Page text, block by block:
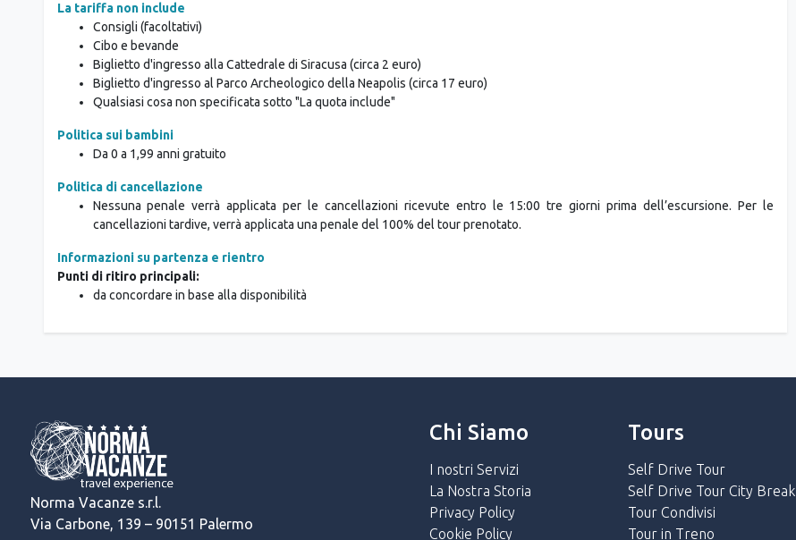
La tariffa non include
Consigli (facoltativi)
Cibo e bevande
Biglietto d'ingresso alla Cattedrale di Siracusa (circa 2 euro)
Biglietto d'ingresso al Parco Archeologico della Neapolis (circa 17 euro)
Qualsiasi cosa non specificata sotto "La quota include"
Politica sui bambini
Da 0 a 1,99 anni gratuito
Politica di cancellazione
Nessuna penale verrà applicata per le cancellazioni ricevute entro le 15:00 tre giorni prima dell’escursione. Per le
cancellazioni tardive, verrà applicata una penale del 100% del tour prenotato.
Informazioni su partenza e rientro
Punti di ritiro principali:
da concordare in base alla disponibilità
Norma Vacanze s.r.l.
Via Carbone, 139 – 90151 Palermo
Chi Siamo
I nostri Servizi
La Nostra Storia
Privacy Policy
Cookie Policy
Tours
Self Drive Tour
Self Drive Tour City Break
Tour Condivisi
Tour in Treno